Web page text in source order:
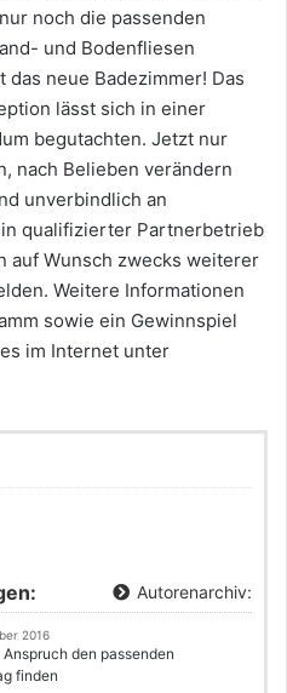
noch die passenden
und Bodenfliesen
neue Badezimmer! Das
lässt sich in einer
begutachten. Jetzt nur
nach Belieben verändern
unverbindlich an
qualifizierter Partnerbetrieb
auf Wunsch zwecks weiterer
Weitere Informationen
sowie ein Gewinnspiel
im Internet unter
Autorenarchiv:
2016
Anspruch den passenden
finden